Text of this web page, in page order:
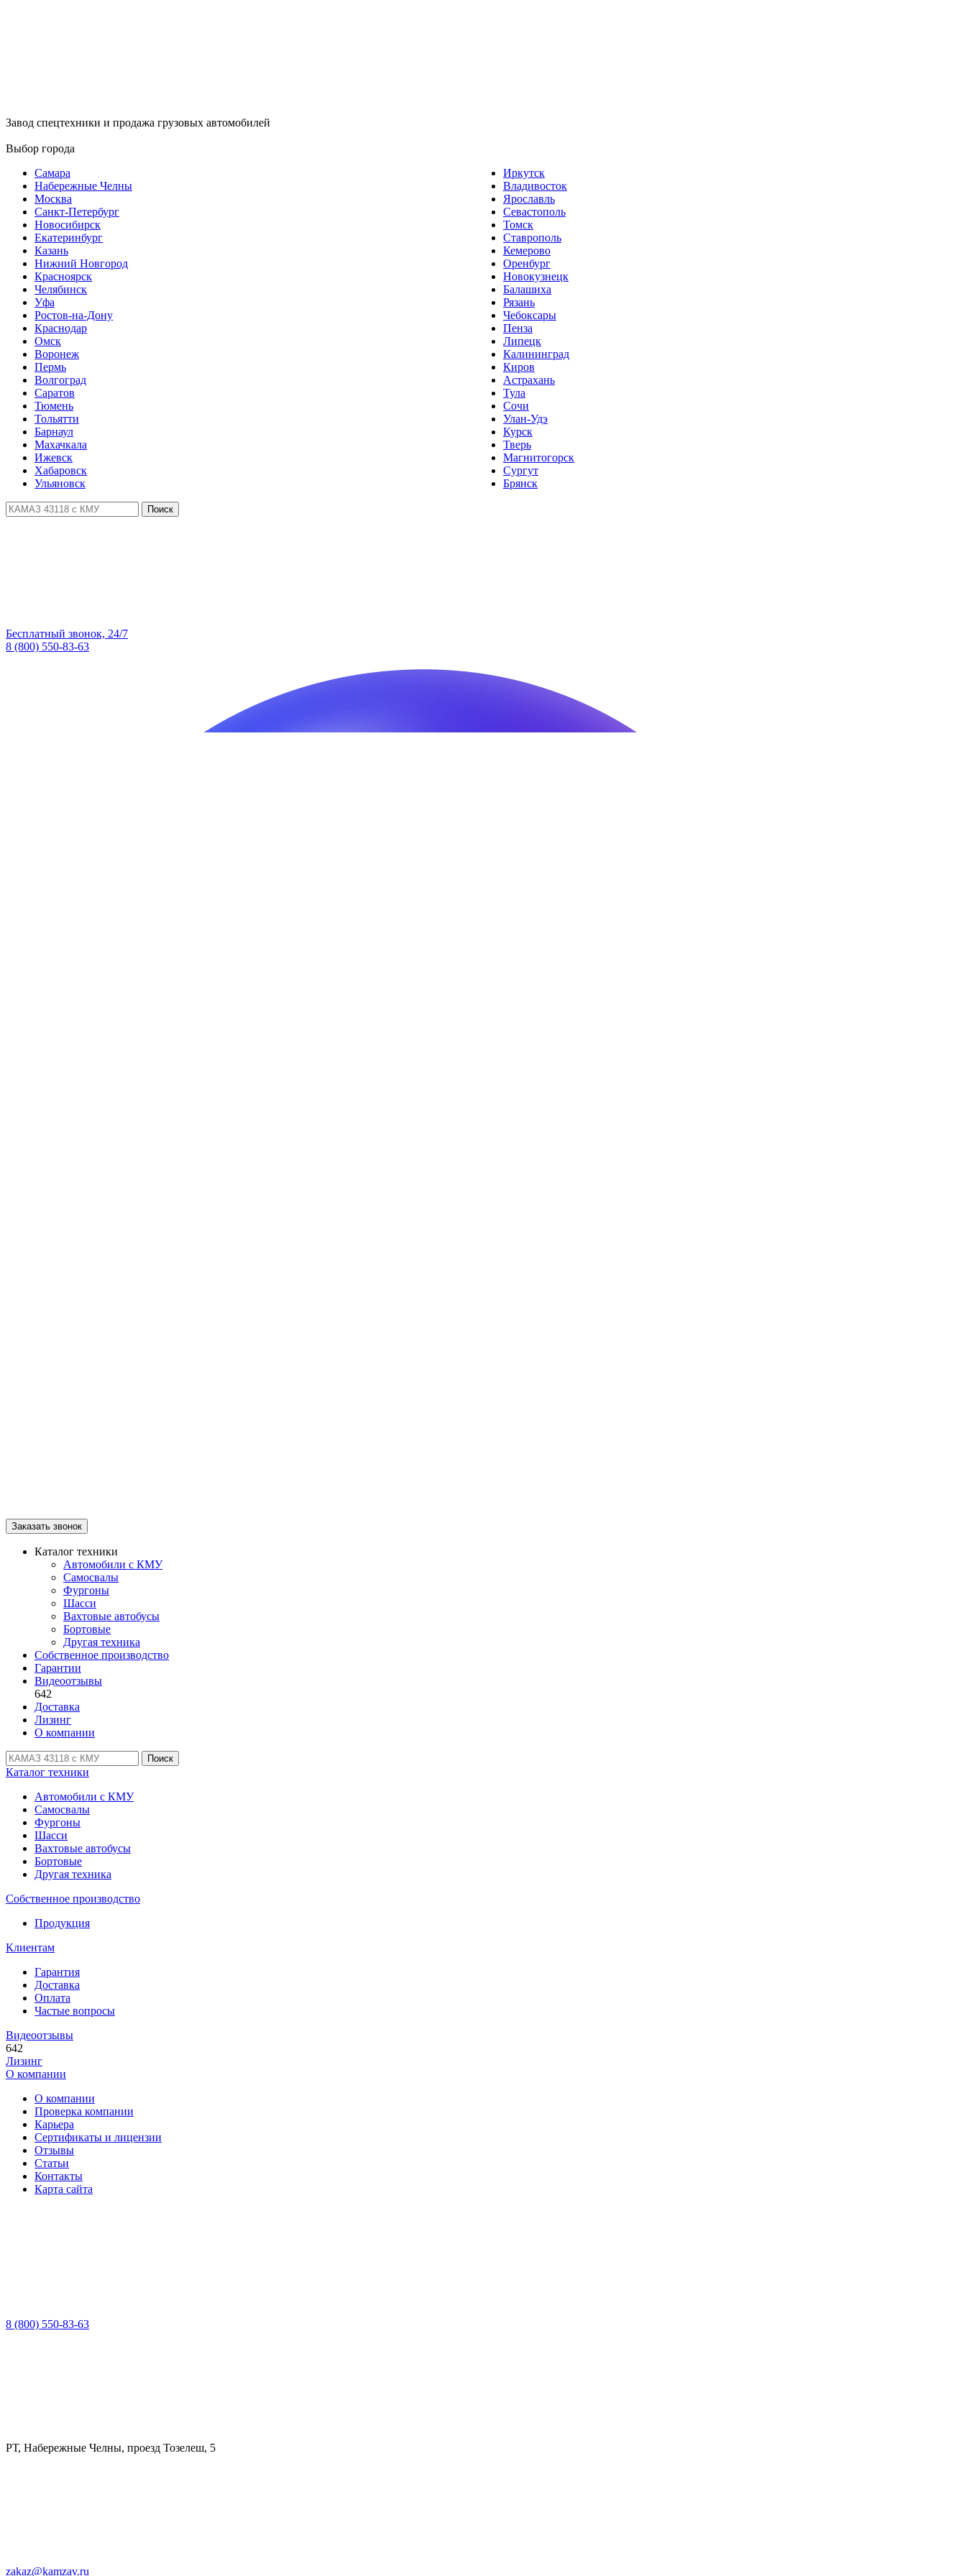
Завод спецтехники и продажа грузовых автомобилей
Выбор города
Самара
Набережные Челны
Москва
Санкт-Петербург
Новосибирск
Екатеринбург
Казань
Нижний Новгород
Красноярск
Челябинск
Уфа
Ростов-на-Дону
Краснодар
Омск
Воронеж
Пермь
Волгоград
Саратов
Тюмень
Тольятти
Барнаул
Махачкала
Ижевск
Хабаровск
Ульяновск
Иркутск
Владивосток
Ярославль
Севастополь
Томск
Ставрополь
Кемерово
Оренбург
Новокузнецк
Балашиха
Рязань
Чебоксары
Пенза
Липецк
Калининград
Киров
Астрахань
Тула
Сочи
Улан-Удэ
Курск
Тверь
Магнитогорск
Сургут
Брянск
Поиск
Бесплатный звонок, 24/7
8 (800) 550-83-63
Заказать звонок
Каталог техники
Автомобили с КМУ
Самосвалы
Фургоны
Шасси
Вахтовые автобусы
Бортовые
Другая техника
Собственное производство
Гарантии
Видеоотзывы
642
Доставка
Лизинг
О компании
Поиск
Каталог техники
Автомобили с КМУ
Самосвалы
Фургоны
Шасси
Вахтовые автобусы
Бортовые
Другая техника
Собственное производство
Продукция
Клиентам
Гарантия
Доставка
Оплата
Частые вопросы
Видеоотзывы
642
Лизинг
О компании
О компании
Проверка компании
Карьера
Сертификаты и лицензии
Отзывы
Статьи
Контакты
Карта сайта
8 (800) 550-83-63
РТ, Набережные Челны, проезд Тозелеш, 5
zakaz@kamzav.ru